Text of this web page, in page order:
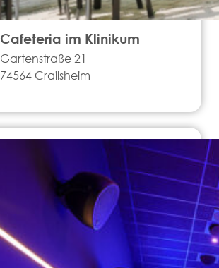
Cafeteria im Klinikum
Gartenstraße 21
74564 Crailsheim